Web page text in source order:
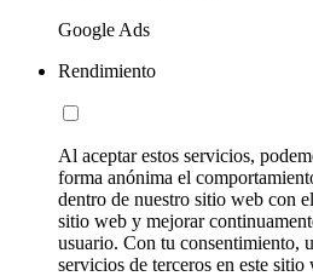
Google Ads
Rendimiento
Al aceptar estos servicios,
forma anónima el
dentro de nuestro sitio web con
sitio web y mejorar
usuario. Con tu consentimiento,
servicios de terceros en este sitio